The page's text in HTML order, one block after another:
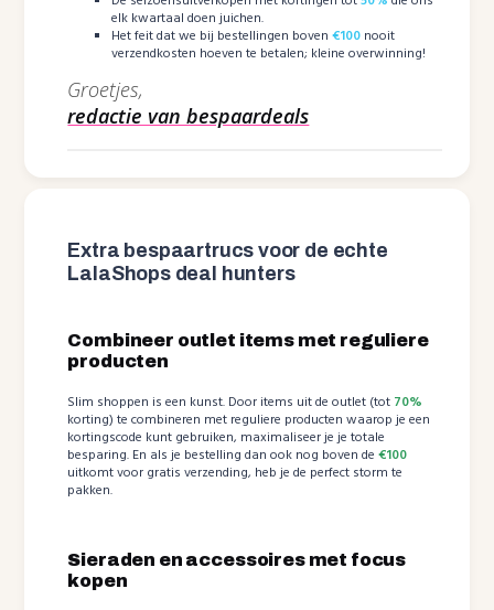
elk kwartaal doen juichen.
Het feit dat we bij bestellingen boven€100 nooit
verzendkosten hoeven te betalen; kleine overwinning!
Groetjes,
redactie van bespaardeals
Extra bespaartrucs voor de echte
LalaShops deal hunters
Combineer outlet items met reguliere
producten
Slim shoppen is een kunst. Door items uit de outlet (tot 70%
korting) te combineren met reguliere producten waarop je een
kortingscode kunt gebruiken, maximaliseer je je totale
besparing. En als je bestelling dan ook nog boven de€100
uitkomt voor gratis verzending, heb je de perfect storm te
pakken.
Sieraden en accessoires met focus
kopen